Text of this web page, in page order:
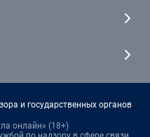
и государственных органов
онлайн» (18+)